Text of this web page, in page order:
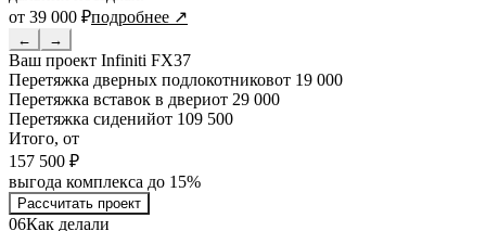
от 39 000 ₽подробнее ↗
← →
Ваш проект Infiniti FX37
Перетяжка дверных подлокотниковот 19 000
Перетяжка вставок в двериот 29 000
Перетяжка сиденийот 109 500
Итого, от
157 500 ₽
выгода комплекса до 15%
Рассчитать проект
06Как делали